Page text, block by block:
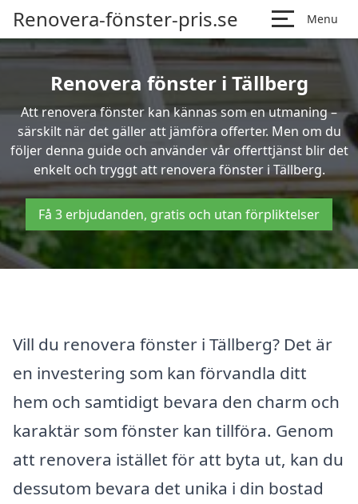
Renovera-fönster-pris.se Menu
Renovera fönster i Tällberg
Att renovera fönster kan kännas som en utmaning –
särskilt när det gäller att jämföra offerter. Men om du
följer denna guide och använder vår offerttjänst blir det
enkelt och tryggt att renovera fönster i Tällberg.
Få 3 erbjudanden, gratis och utan förpliktelser
Vill du renovera fönster i Tällberg? Det är
en investering som kan förvandla ditt
hem och samtidigt bevara den charm och
karaktär som fönster kan tillföra. Genom
att renovera istället för att byta ut, kan du
dessutom bevara det unika i din bostad